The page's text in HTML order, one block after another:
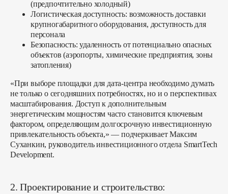
(предпочтительно холодный)
Логистическая доступность: возможность доставки
крупногабаритного оборудования, доступность для
персонала
Безопасность: удаленность от потенциально опасных
объектов (аэропорты, химические предприятия, зоны
затопления)
«При выборе площадки для дата-центра необходимо думать
не только о сегодняшних потребностях, но и о перспективах
масштабирования. Доступ к дополнительным
энергетическим мощностям часто становится ключевым
фактором, определяющим долгосрочную инвестиционную
привлекательность объекта,» — подчеркивает Максим
Суханкин, руководитель инвестиционного отдела SmartTech
Development.
2. Проектирование и строительство: